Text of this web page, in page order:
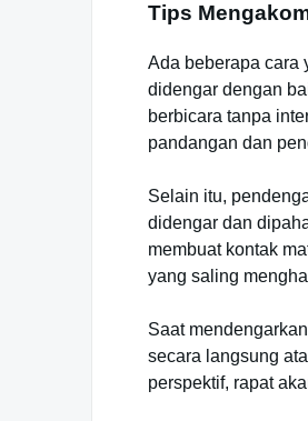
Tips
Ada beberapa cara
didengar dengan
berbicara tanpa
pandangan dan
Selain itu,
didengar dan
membuat kontak
yang saling
Saat
secara langsung
perspektif, rapat